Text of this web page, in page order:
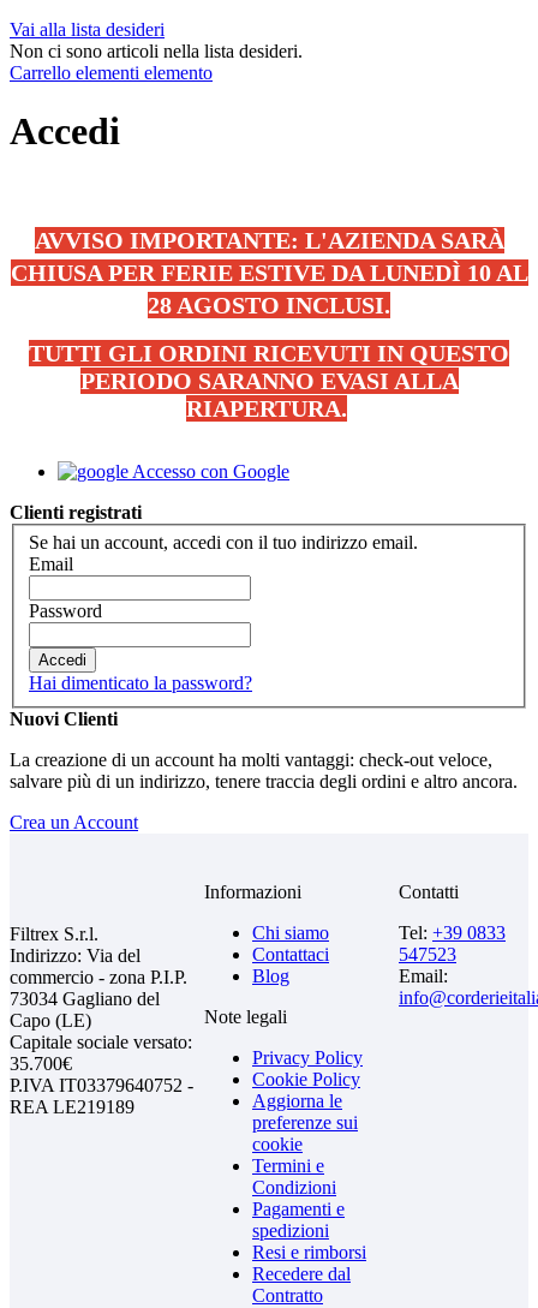
Vai alla lista desideri
Non ci sono articoli nella lista desideri.
Carrello elementi elemento
Accedi
AVVISO IMPORTANTE: L'AZIENDA SARÀ
CHIUSA PER FERIE ESTIVE DA LUNEDÌ 10 AL
28 AGOSTO INCLUSI.
TUTTI GLI ORDINI RICEVUTI IN QUESTO
PERIODO SARANNO EVASI ALLA
RIAPERTURA.
Accesso con Google
Clienti registrati
Se hai un account, accedi con il tuo indirizzo email.
Email
Password
Accedi
Hai dimenticato la password?
Nuovi Clienti
La creazione di un account ha molti vantaggi: check-out veloce,
salvare più di un indirizzo, tenere traccia degli ordini e altro ancora.
Crea un Account
Filtrex S.r.l.
Indirizzo: Via del
commercio - zona P.I.P.
73034 Gagliano del
Capo (LE)
Capitale sociale versato:
35.700€
P.IVA IT03379640752 -
REA LE219189
Informazioni
Chi siamo
Contattaci
Blog
Note legali
Privacy Policy
Cookie Policy
Aggiorna le
preferenze sui
cookie
Termini e
Condizioni
Pagamenti e
spedizioni
Resi e rimborsi
Recedere dal
Contratto
Contatti
Tel: +39 0833
547523
Email: